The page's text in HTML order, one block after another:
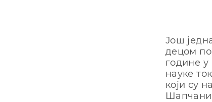
Још
децом
године
науке
који су